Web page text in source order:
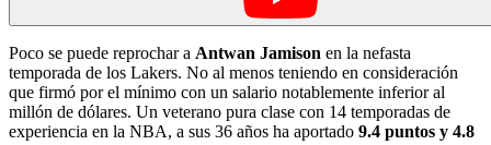
Poco se puede reprochar a Antwan Jamison en la nefasta
temporada de los Lakers. No al menos teniendo en consideración
que firmó por el mínimo con un salario notablemente inferior al
millón de dólares. Un veterano pura clase con 14 temporadas de
experiencia en la NBA, a sus 36 años ha aportado 9.4 puntos y 4.8